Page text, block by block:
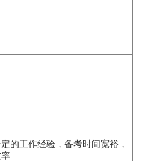
的工作经验，备考时间宽裕，